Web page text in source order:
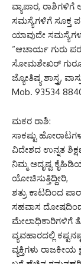
ವ್ಯಾಪಾರ, ರಾಶಿಗಳಿಗೆ
ಸಮಸ್ಯೆಗಳಿಗೆ ಸೂಕ್ತ
ಯಾವುದೇ
“ಆಚಾರ್ಯ ಗುರು
ಸೋಮಶೇಖರ್
ಜ್ಯೋತಿಷ್ಯ ಶಾಸ್ತ್ರ,
Mob. 93534
ಮಕರ ರಾಶಿ:
ಸಾಕಷ್ಟು
ವಿದೇಶದ ಉನ್ನತ
ನಿಮ್ಮ ಅದೃಷ್ಟ
ಯೋಚಿಸುತ್ತಿದ್ದೀರಿ,
ಶತ್ರು ಕಾಟದಿಂದ
ಸಹವಾಸ
ಮೇಲಾಧಿಕಾರಿಗಳಿಗೆ
ವ್ಯವಹಾರದಲ್ಲಿ
ವ್ಯಕ್ತಿಗಳು